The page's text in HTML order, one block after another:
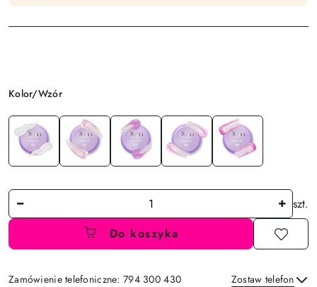
Wariant
Kolor/Wzór
Ilość
szt.
Do koszyka
Zamówienie telefoniczne: 794 300 430 Zostaw telefon